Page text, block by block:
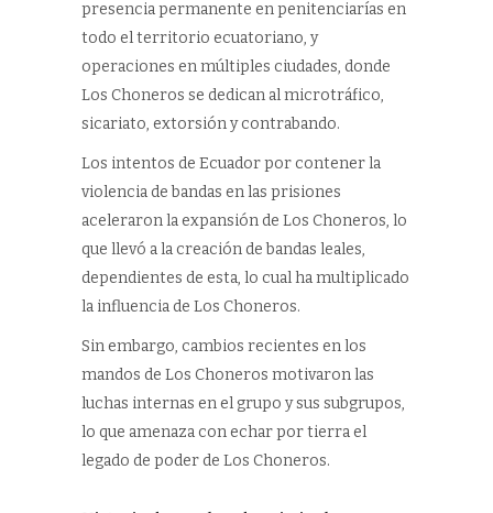
presencia permanente en penitenciarías en
todo el territorio ecuatoriano, y
operaciones en múltiples ciudades, donde
Los Choneros se dedican al microtráfico,
sicariato, extorsión y contrabando.
Los intentos de Ecuador por contener la
violencia de bandas en las prisiones
aceleraron la expansión de Los Choneros, lo
que llevó a la creación de bandas leales,
dependientes de esta, lo cual ha multiplicado
la influencia de Los Choneros.
Sin embargo, cambios recientes en los
mandos de Los Choneros motivaron las
luchas internas en el grupo y sus subgrupos,
lo que amenaza con echar por tierra el
legado de poder de Los Choneros.